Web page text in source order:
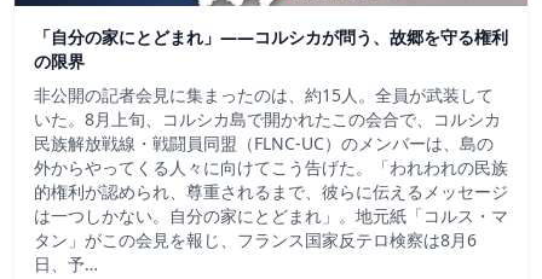
「自分の家にとどまれ」——コルシカが問う、故郷を守る権利
の限界
非公開の記者会見に集まったのは、約15人。全員が武装して
いた。8月上旬、コルシカ島で開かれたこの会合で、コルシカ
民族解放戦線・戦闘員同盟（FLNC-UC）のメンバーは、島の
外からやってくる人々に向けてこう告げた。「われわれの民族
的権利が認められ、尊重されるまで、彼らに伝えるメッセージ
は一つしかない。自分の家にとどまれ」。地元紙「コルス・マ
タン」がこの会見を報じ、フランス国家反テロ検察は8月6
日、予…